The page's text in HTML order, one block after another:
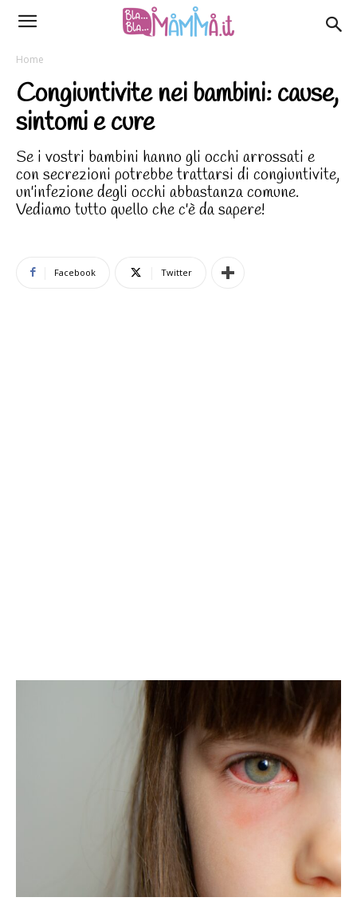
Home
Congiuntivite nei bambini: cause,
sintomi e cure
Se i vostri bambini hanno gli occhi arrossati e
con secrezioni potrebbe trattarsi di congiuntivite,
un'infezione degli occhi abbastanza comune.
Vediamo tutto quello che c'è da sapere!
Facebook Twitter